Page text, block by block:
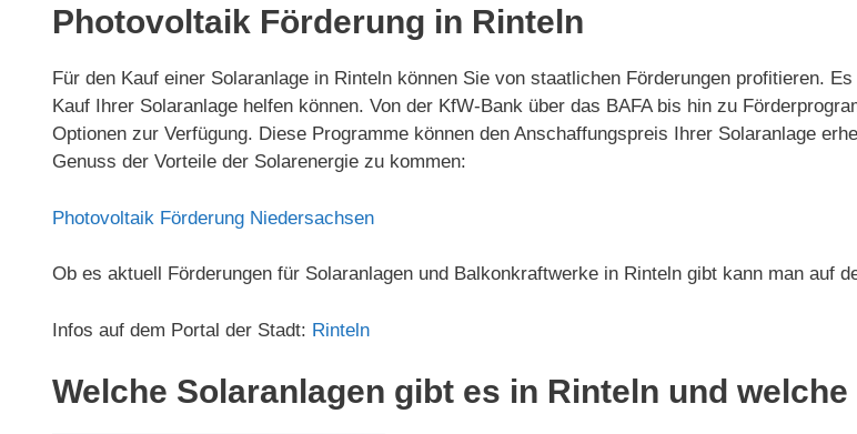
Photovoltaik Förderung in Rinteln
Für den Kauf einer Solaranlage in Rinteln können Sie von staatlichen Förderungen profitieren.
Kauf Ihrer Solaranlage helfen können. Von der KfW-Bank über das BAFA bis hin zu
Optionen zur Verfügung. Diese Programme können den Anschaffungspreis Ihrer Solaranlage
Genuss der Vorteile der Solarenergie zu kommen:
Photovoltaik Förderung Niedersachsen
Ob es aktuell Förderungen für Solaranlagen und Balkonkraftwerke in Rinteln gibt kann man auf
Infos auf dem Portal der Stadt: Rinteln
Welche Solaranlagen gibt es in Rinteln und